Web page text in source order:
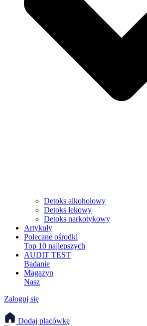
Detoks alkoholowy
Detoks lekowy
Detoks narkotykowy
Artykuły
Polecane ośrodki
Top 10 najlepszych
AUDIT TEST
Badanie
Magazyn
Nasz
Zaloguj się
Dodaj placówkę